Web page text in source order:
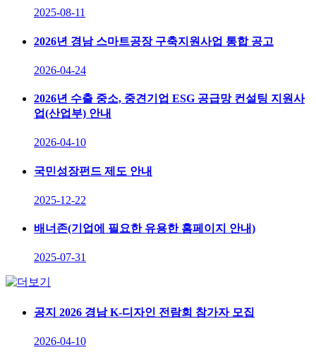
2025-08-11
2026년 경남 스마트공장 구축지원사업 통합 공고
2026-04-24
2026년 수출 중소, 중견기업 ESG 공급망 컨설팅 지원사
업(산업부) 안내
2026-04-10
국민성장펀드 제도 안내
2025-12-22
배너존(기업에 필요한 유용한 홈페이지 안내)
2025-07-31
공지 2026 경남 K-디자인 전람회 참가자 모집
2026-04-10